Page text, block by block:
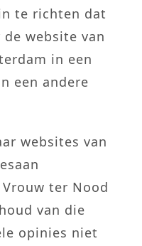
te richten dat
website van
in een
een andere
websites van
ter Nood
van die
opinies niet